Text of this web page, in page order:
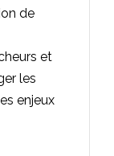
de
et
les
enjeux